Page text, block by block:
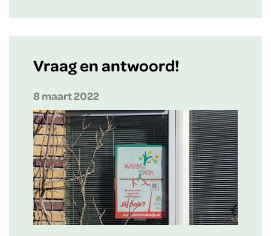
Vraag en antwoord!
8 maart 2022